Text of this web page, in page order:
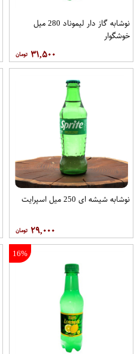
نوشابه گاز دار لیموناد 280 میل
خوشگوار
۳۱,۵۰۰
نوشابه شیشه ای 250 میل اسپرایت
۲۹,۰۰۰
16%